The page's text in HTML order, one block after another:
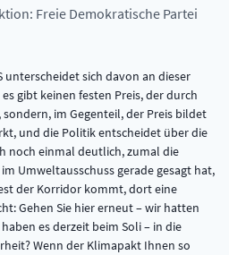
Freie Demokratische Partei
unterscheidet sich davon an dieser
gibt keinen festen Preis, der durch
im Gegenteil, der Preis bildet
und die Politik entscheidet über die
noch einmal deutlich, zumal die
Umweltausschuss gerade gesagt hat,
der Korridor kommt, dort eine
Gehen Sie hier erneut – wir hatten
es derzeit beim Soli – in die
Wenn der Klimapakt Ihnen so